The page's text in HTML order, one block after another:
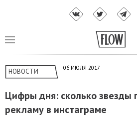
НОВОСТИ 06 ИЮЛЯ 2017
Цифры дня: сколько звезды
рекламу в инстаграме